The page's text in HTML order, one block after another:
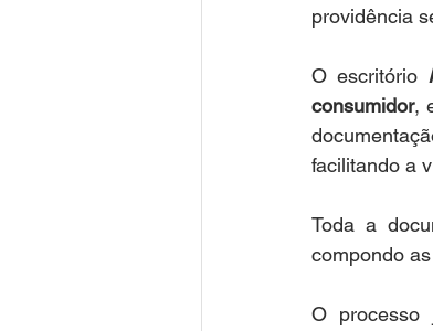
providência
O escritório
consumidor,
facilitando a
Toda a
compondo
O processo